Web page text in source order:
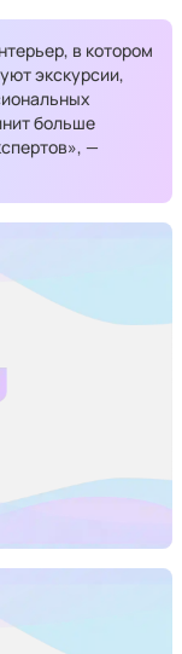
в котором
экскурсии,
больше
—